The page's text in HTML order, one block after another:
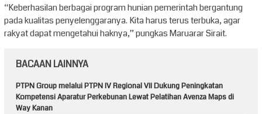
“Keberhasilan berbagai program hunian pemerintah bergantung
pada kualitas penyelenggaranya. Kita harus terus terbuka, agar
rakyat dapat mengetahui haknya,” pungkas Maruarar Sirait.
BACAAN LAINNYA
PTPN Group melalui PTPN IV Regional VII Dukung Peningkatan
Kompetensi Aparatur Perkebunan Lewat Pelatihan Avenza Maps di
Way Kanan